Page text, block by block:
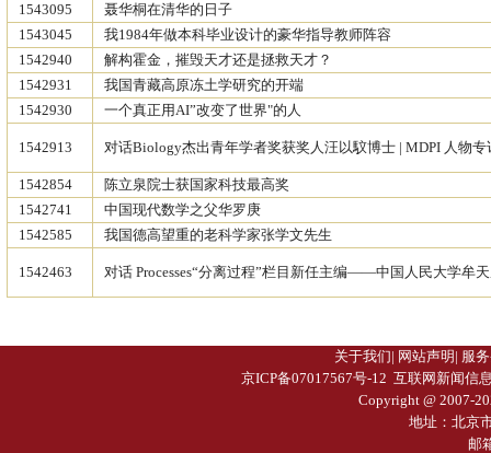
1543095
聂华桐在清华的日子
1543045
我1984年做本科毕业设计的豪华指导教师阵容
1542940
解构霍金，摧毁天才还是拯救天才？
1542931
我国青藏高原冻土学研究的开端
1542930
一个真正用AI”改变了世界"的人
1542913 对话Biology杰出青年学者奖获奖人汪以馼博士 | MDPI 人物专
1542854
陈立泉院士获国家科技最高奖
1542741
中国现代数学之父华罗庚
1542585
我国德高望重的老科学家张学文先生
1542463 对话 Processes“分离过程”栏目新任主编——中国人民大学牟
关于我们| 网站声明 | 服
京ICP备07017567号-12 互联网新闻信
Copyright @ 2007-
地址：北京
邮